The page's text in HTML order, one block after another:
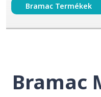
Bramac Termékek
Bramac